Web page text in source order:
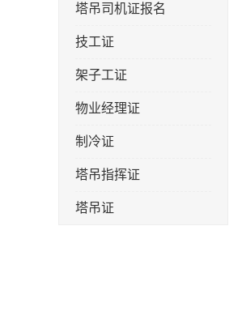
塔吊司机证报名
技工证
架子工证
物业经理证
制冷证
塔吊指挥证
塔吊证